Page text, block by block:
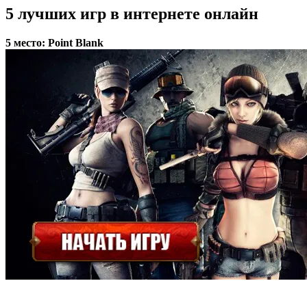
5 лучших игр в интернете онлайн
5 место: Point Blank